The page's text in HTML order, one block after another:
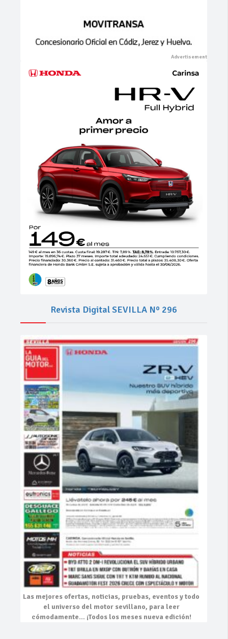
Revista Digital SEVILLA Nº 296
Las mejores ofertas, noticias, pruebas, eventosy todo
el universo del motor sevillano, para leer
cómodamente… ¡Todos los meses nueva edición!